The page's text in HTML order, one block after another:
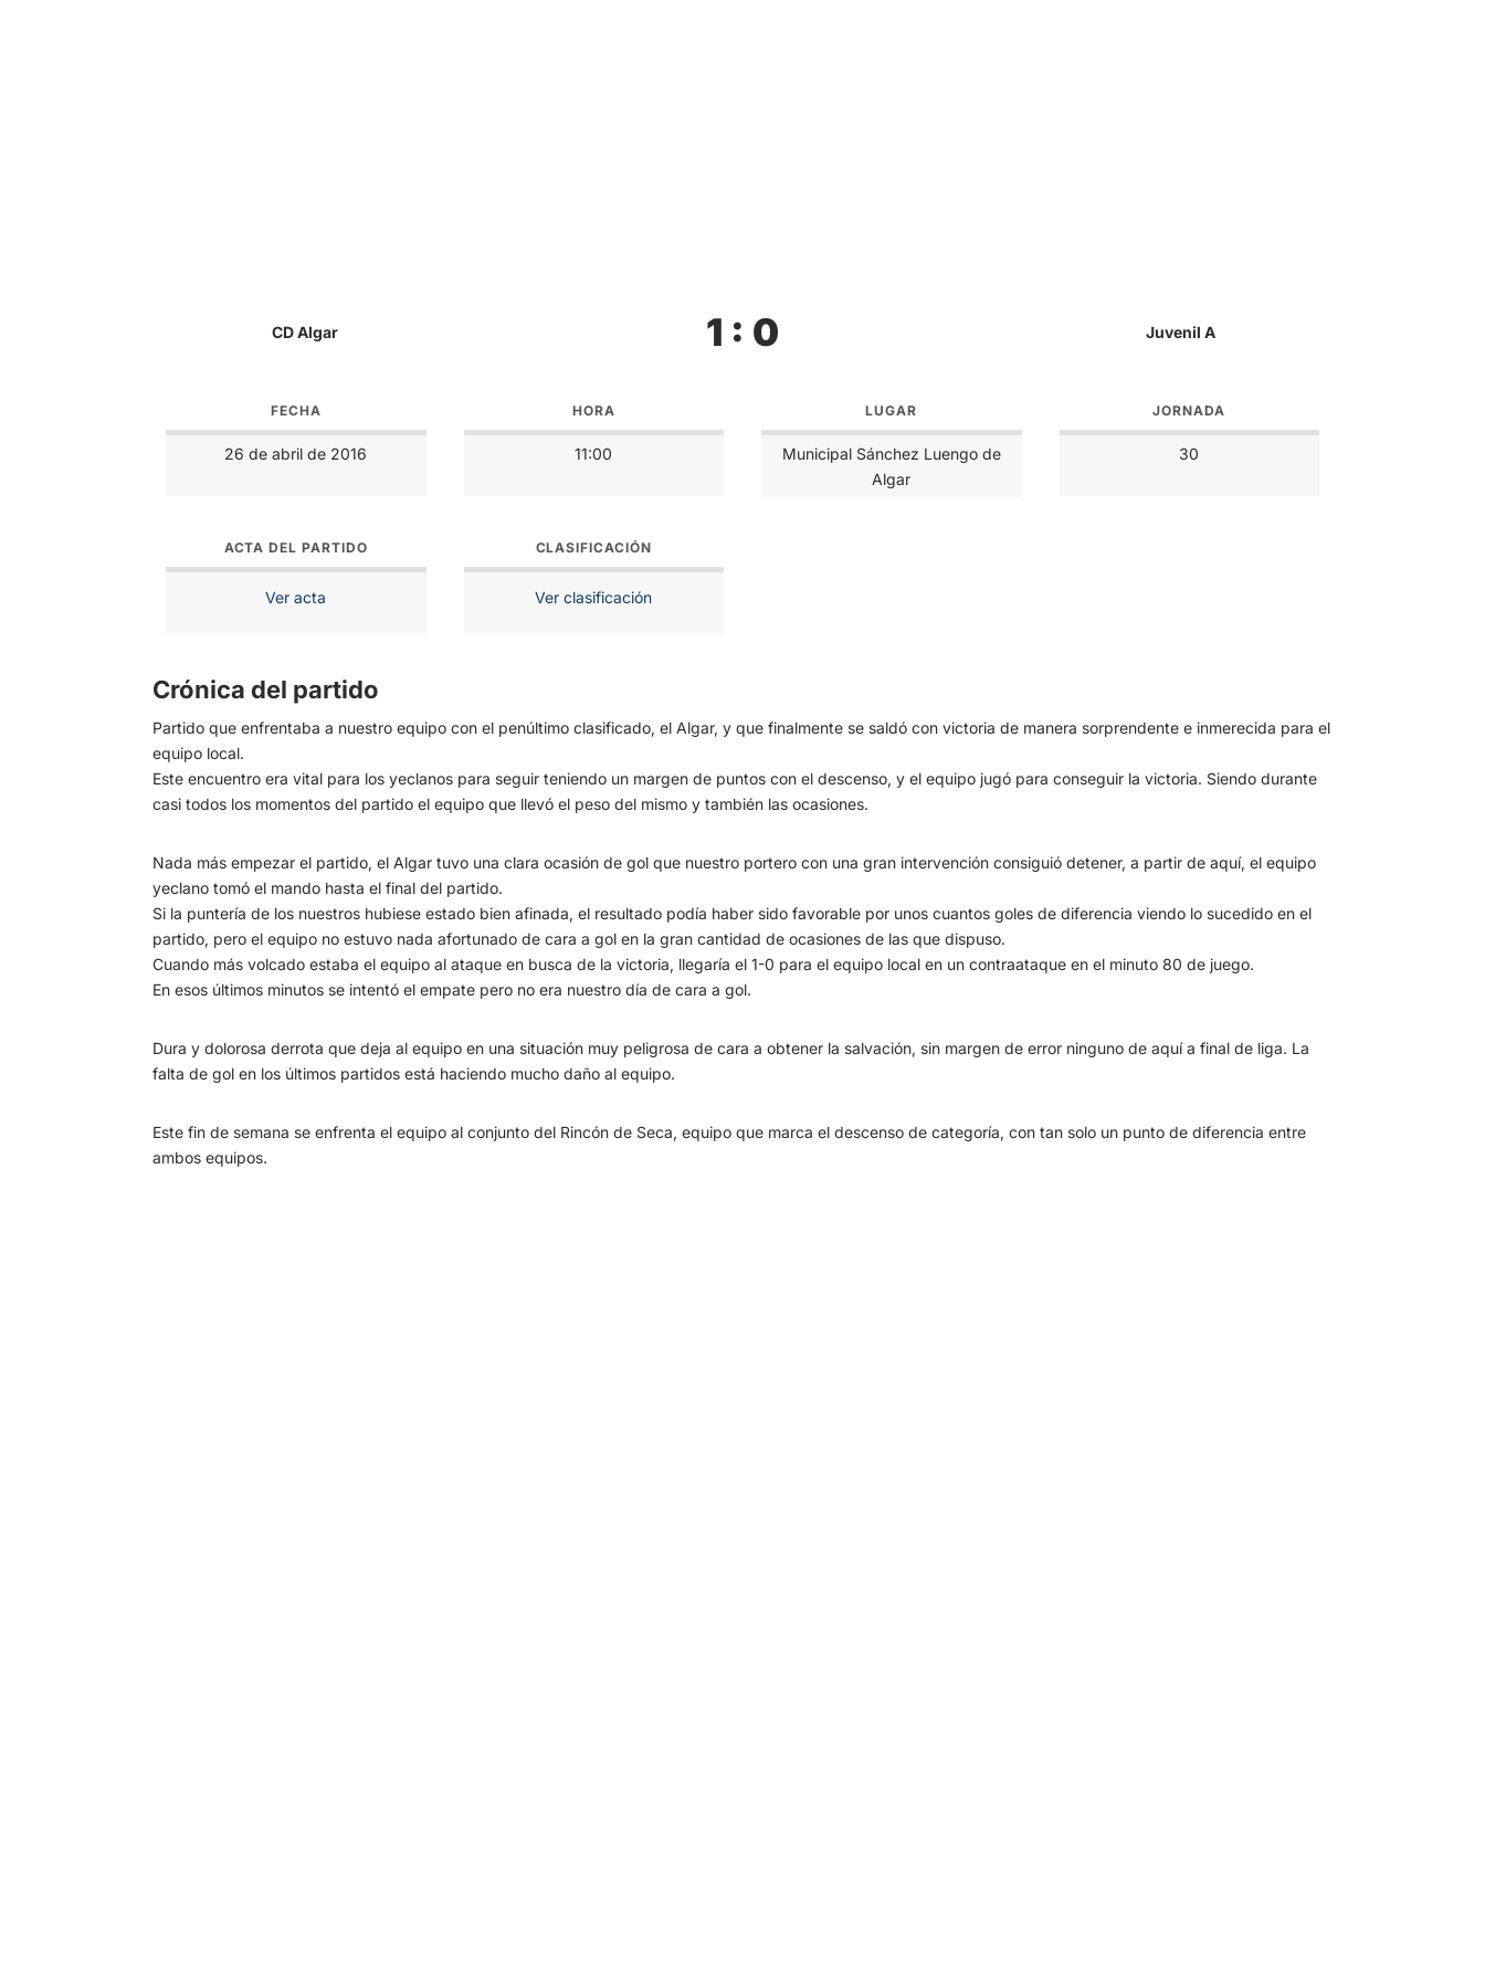
CD Algar 1 : 0 Juvenil A
FECHA
26 de abril de 2016
HORA
11:00
LUGAR
Municipal Sánchez Luengo de
Algar
JORNADA
30
ACTA DEL PARTIDO
Ver acta
CLASIFICACIÓN
Ver clasificación
Crónica del partido
Partido que enfrentaba a nuestro equipo con el penúltimo clasificado, el Algar, y que finalmente se saldó con victoria de manera sorprendente e inmerecida para el
equipo local.
Este encuentro era vital para los yeclanos para seguir teniendo un margen de puntos con el descenso, y el equipo jugó para conseguir la victoria. Siendo durante
casi todos los momentos del partido el equipo que llevó el peso del mismo y también las ocasiones.
Nada más empezar el partido, el Algar tuvo una clara ocasión de gol que nuestro portero con una gran intervención consiguió detener, a partir de aquí, el equipo
yeclano tomó el mando hasta el final del partido.
Si la puntería de los nuestros hubiese estado bien afinada, el resultado podía haber sido favorable por unos cuantos goles de diferencia viendo lo sucedido en el
partido, pero el equipo no estuvo nada afortunado de cara a gol en la gran cantidad de ocasiones de las que dispuso.
Cuando más volcado estaba el equipo al ataque en busca de la victoria, llegaría el 1-0 para el equipo local en un contraataque en el minuto 80 de juego.
En esos últimos minutos se intentó el empate pero no era nuestro día de cara a gol.
Dura y dolorosa derrota que deja al equipo en una situación muy peligrosa de cara a obtener la salvación, sin margen de error ninguno de aquí a final de liga. La
falta de gol en los últimos partidos está haciendo mucho daño al equipo.
Este fin de semana se enfrenta el equipo al conjunto del Rincón de Seca, equipo que marca el descenso de categoría, con tan solo un punto de diferencia entre
ambos equipos.